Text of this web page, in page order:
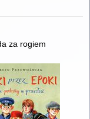
za rogiem